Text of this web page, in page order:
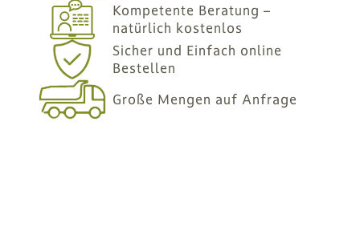
Kompetente Beratung –
natürlich kostenlos
Sicher und Einfach online
Bestellen
Große Mengen auf Anfrage